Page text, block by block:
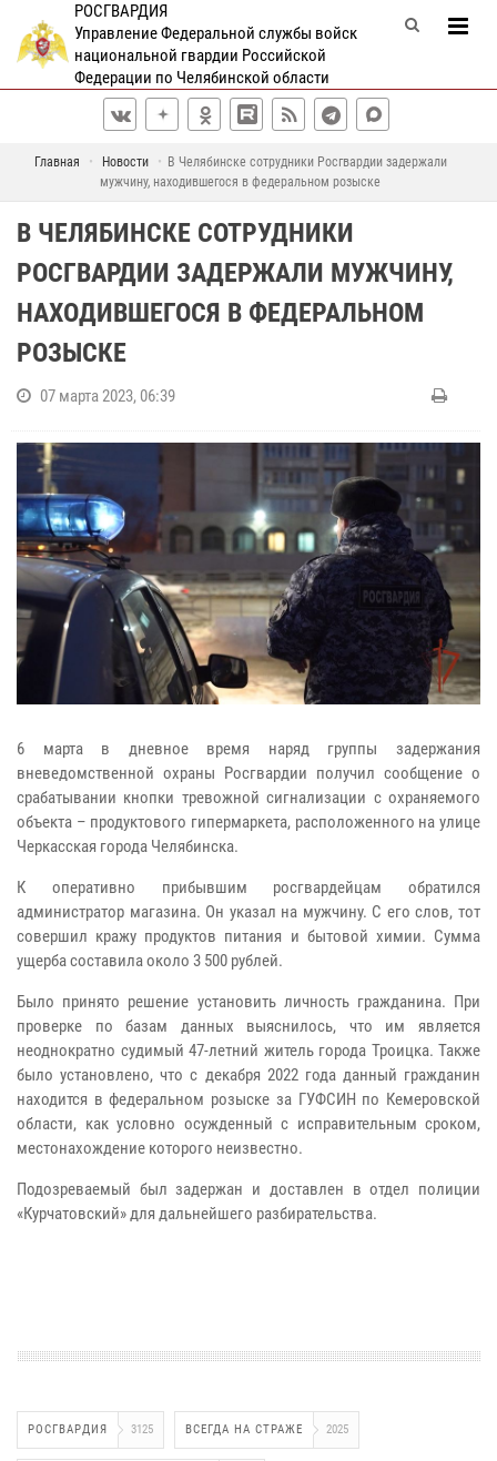
РОСГВАРДИЯ
Управление Федеральной службы войск
национальной гвардии Российской
Федерации по Челябинской области
Главная Новости
В Челябинске сотрудники Росгвардии задержали
мужчину, находившегося в федеральном розыске
В ЧЕЛЯБИНСКЕ СОТРУДНИКИ
РОСГВАРДИИ ЗАДЕРЖАЛИ МУЖЧИНУ,
НАХОДИВШЕГОСЯ В ФЕДЕРАЛЬНОМ
РОЗЫСКЕ
07 марта 2023, 06:39
6 марта в дневное время наряд группы задержания
вневедомственной охраны Росгвардии получил сообщение о
срабатывании кнопки тревожной сигнализации с охраняемого
объекта – продуктового гипермаркета, расположенного на улице
Черкасская города Челябинска.
К оперативно прибывшим росгвардейцам обратился
администратор магазина. Он указал на мужчину. С его слов, тот
совершил кражу продуктов питания и бытовой химии. Сумма
ущерба составила около 3 500 рублей.
Было принято решение установить личность гражданина. При
проверке по базам данных выяснилось, что им является
неоднократно судимый 47-летний житель города Троицка. Также
было установлено, что с декабря 2022 года данный гражданин
находится в федеральном розыске за ГУФСИН по Кемеровской
области, как условно осужденный с исправительным сроком,
местонахождение которого неизвестно.
Подозреваемый был задержан и доставлен в отдел полиции
«Курчатовский» для дальнейшего разбирательства.
РОСГВАРДИЯ 3125 ВСЕГДА НА СТРАЖЕ 2025